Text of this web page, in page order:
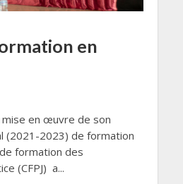
en
mise en œuvre de son
(2021-2023) de formation
formation des
(CFPJ) a...